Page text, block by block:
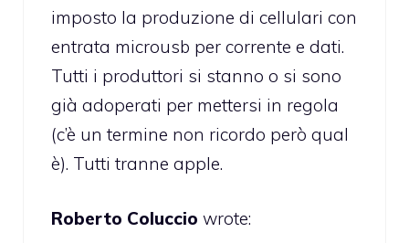
imposto la produzione di cellulari con
entrata microusb per corrente e dati.
Tutti i produttori si stanno o si sono
già adoperati per mettersi in regola
(c’è un termine non ricordo però qual
è). Tutti tranne apple.
Roberto Coluccio wrote: